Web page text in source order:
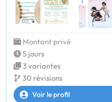
Montant privé
5 jours
3 variantes
30 révisions
Voir le profil